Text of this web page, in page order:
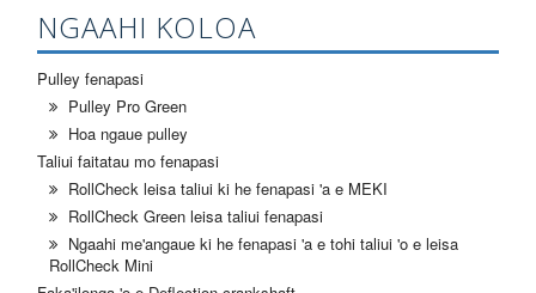
NGAAHI KOLOA
Pulley fenapasi
Pulley Pro Green
Hoa ngaue pulley
Taliui faitatau mo fenapasi
RollCheck leisa taliui ki he fenapasi 'a e MEKI
RollCheck Green leisa taliui fenapasi
Ngaahi me'angaue ki he fenapasi 'a e tohi taliui 'o e leisa
RollCheck Mini